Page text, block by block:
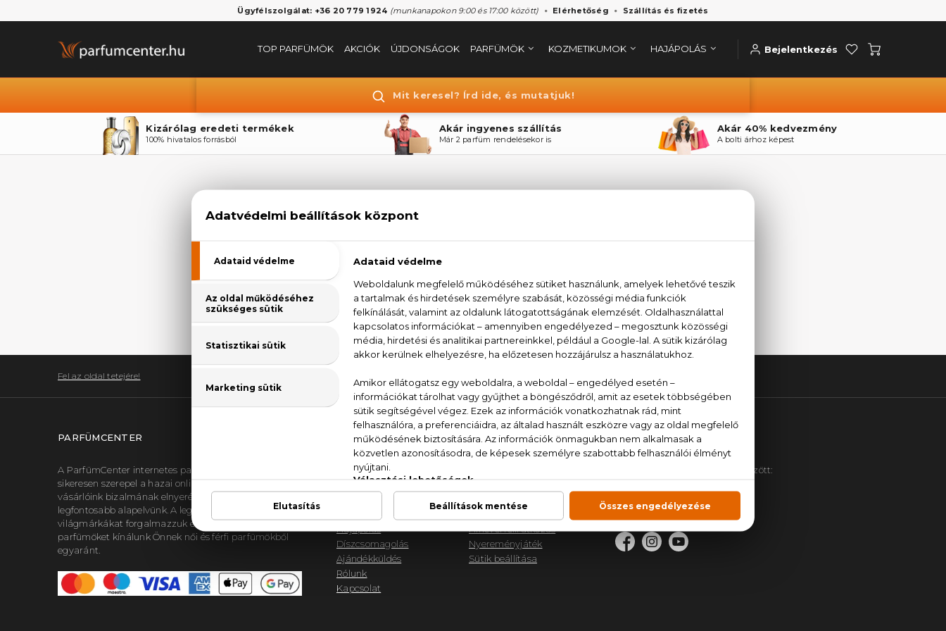
Ügyfélszolgálat: +36 20 779 1924 (munkanapokon 9:00 és 17:00 között) Elérhetőség Szállítás és fizetés
TOP PARFÜMÖK AKCIÓK ÚJDONSÁGOK PARFÜMÖK KOZMETIKUMOK HAJÁPOLÁS Bejelentkezés
Mit keresel? Írd ide, és mutatjuk!
Kizárólag eredeti termékek
100% hivatalos forrásból
Akár ingyenes szállítás
Már 2 parfüm rendelésekor is
Akár 40% kedvezmény
A bolti árhoz képest
SCUDERIA FERRARI
Sajnos jelenleg a márka egyetlen terméke sem érhető el.
Termékajánlataink megtekintéséhez válasszon az alábbi kategóriák közül:
PARFÜMÖK KOZMETIKUMOK SMINK HAJÁPOLÁS
Fel az oldal tetejére!
PARFÜMCENTER
A ParfümCenter internetes parfüméria 2007. óta
sikeresen szerepel a hazai online piacon, hiszen
vásárlóink bizalmának elnyerése és megtartása a
legfontosabb alapelvünk. A legnépszerűbb
világmárkákat forgalmazzuk és kizárólag eredeti
parfümöket kínálunk Önnek női és férfi parfümökből
egyaránt.
TOP KATEGÓRIÁK
Női parfümök
Hajápolás
Díszcsomagolás
Ajándékküldés
Rólunk
Kapcsolat
Parfüm szakkifejezések
Hírlevél feliratkozás
Nyereményjáték
Sütik beállítása
ÜGYFÉLSZOLGÁLAT
Munkanapokon 9:00 és 17:00 között:
info@parfumcenter.hu
Telefon: +36 20 779 1924